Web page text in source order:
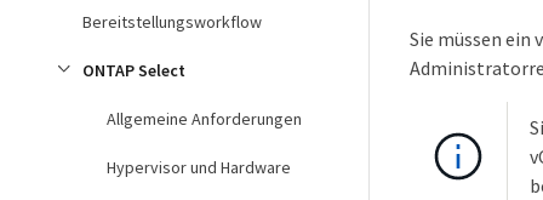
Bereitstellungsworkflow
ONTAP Select
Allgemeine Anforderungen
Hypervisor und Hardware
Sie müssen ein